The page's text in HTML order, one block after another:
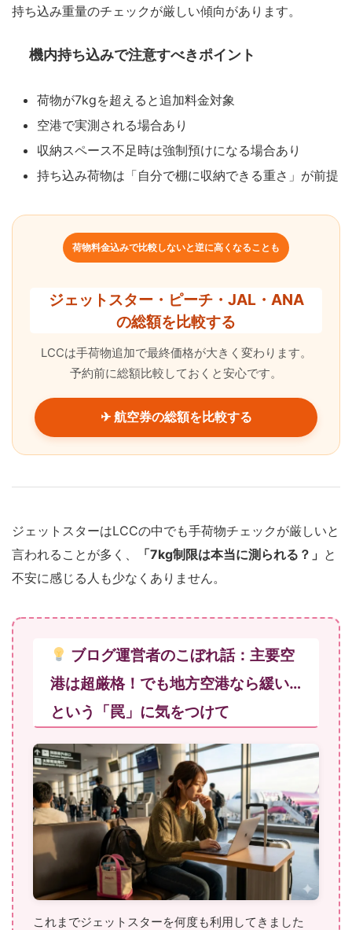
持ち込み重量のチェックが厳しい傾向があります。
機内持ち込みで注意すべきポイント
荷物が7kgを超えると追加料金対象
空港で実測される場合あり
収納スペース不足時は強制預けになる場合あり
持ち込み荷物は「自分で棚に収納できる重さ」が前提
荷物料金込みで比較しないと逆に高くなることも
ジェットスター・ピーチ・JAL・ANA
の総額を比較する
LCCは手荷物追加で最終価格が大きく変わります。
予約前に総額比較しておくと安心です。
✈ 航空券の総額を比較する
ジェットスターはLCCの中でも手荷物チェックが厳しいと
言われることが多く、
「7kg制限は本当に測られる？」 と
不安に感じる人も少なくありません。
ブログ運営者のこぼれ話：主要空
港は超厳格！でも地方空港なら緩い…
という「罠」に気をつけて
これまでジェットスターを何度も利用してきました